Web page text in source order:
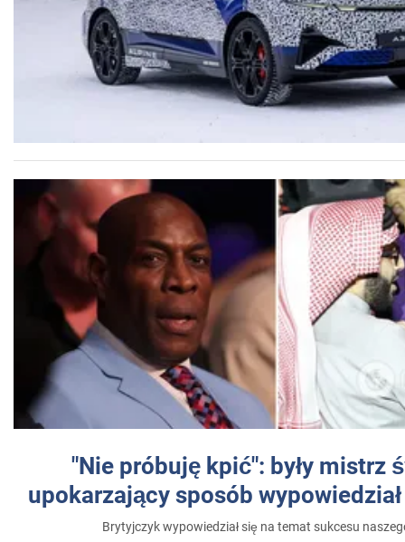
"Nie próbuję kpić": były mistrz
upokarzający sposób
Brytyjczyk wypowiedział się na temat sukcesu